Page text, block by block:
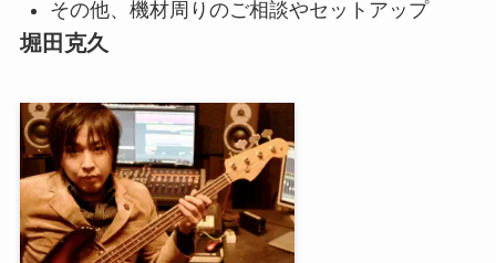
その他、機材周りのご相談やセットアップ
堀田克久